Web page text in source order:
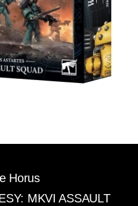
Horus
MKVI ASSAULT